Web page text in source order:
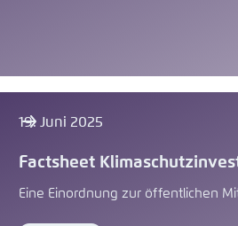
19. Juni 2025
Factsheet
Eine Einordnung zur öffentlichen